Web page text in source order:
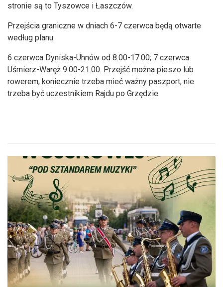
stronie są to Tyszowce i Łaszczów.
Przejścia graniczne w dniach 6-7 czerwca będą otwarte
według planu:
6 czerwca Dyniska-Uhnów od 8.00-17.00; 7 czerwca
Uśmierz-Waręż 9.00-21.00. Przejść można pieszo lub
rowerem, koniecznie trzeba mieć ważny paszport, nie
trzeba być uczestnikiem Rajdu po Grzędzie.